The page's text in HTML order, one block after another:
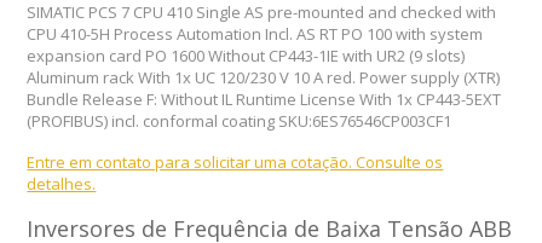
SIMATIC PCS 7 CPU 410 Single AS pre-mounted and checked with
CPU 410-5H Process Automation Incl. AS RT PO 100 with system
expansion card PO 1600 Without CP443-1IE with UR2 (9 slots)
Aluminum rack With 1x UC 120/230 V 10 A red. Power supply (XTR)
Bundle Release F: Without IL Runtime License With 1x CP443-5EXT
(PROFIBUS) incl. conformal coating SKU:6ES76546CP003CF1
Entre em contato para solicitar uma cotação. Consulte os
detalhes.
Inversores de Frequência de Baixa Tensão ABB